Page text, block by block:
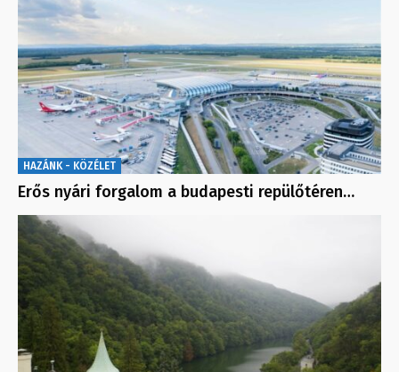
HAZÁNK - KÖZÉLET
Erős nyári forgalom a budapesti repülőtéren…